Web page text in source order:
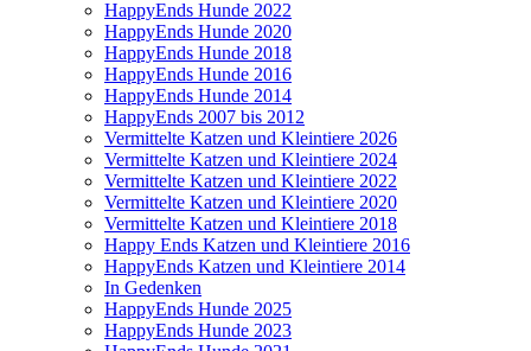
HappyEnds Hunde 2022
HappyEnds Hunde 2020
HappyEnds Hunde 2018
HappyEnds Hunde 2016
HappyEnds Hunde 2014
HappyEnds 2007 bis 2012
Vermittelte Katzen und Kleintiere 2026
Vermittelte Katzen und Kleintiere 2024
Vermittelte Katzen und Kleintiere 2022
Vermittelte Katzen und Kleintiere 2020
Vermittelte Katzen und Kleintiere 2018
Happy Ends Katzen und Kleintiere 2016
HappyEnds Katzen und Kleintiere 2014
In Gedenken
HappyEnds Hunde 2025
HappyEnds Hunde 2023